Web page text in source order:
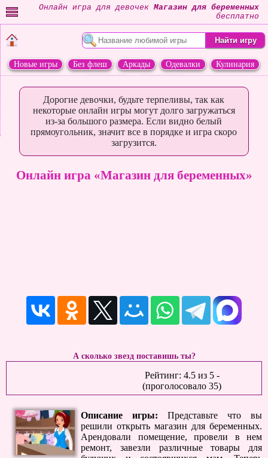
Онлайн игра для девочек Магазин для беременных
бесплатно
Новые игры Без флеш Аркады Одевалки
Кулинария
Дорогие девочки, будьте терпеливы, так как
некоторые онлайн игры могут долго загружаться
из-за большого размера. Если видно белый
прямоугольник, значит все в порядке и игра скоро
загрузится.
Онлайн игра «Магазин для беременных»
А сколько звезд поставишь ты?
Рейтинг: 4.5из 5-
(проголосовало 35)
Описание игры:
Представьте что вы
решили открыть магазин для беременных.
Арендовали помещение, провели в нем
ремонт, завезли различные товары для